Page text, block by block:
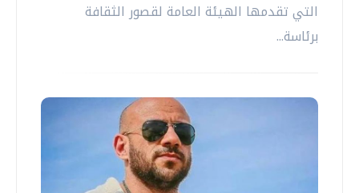
التي تقدمها الهيئة العامة لقصور الثقافة
برئاسة...